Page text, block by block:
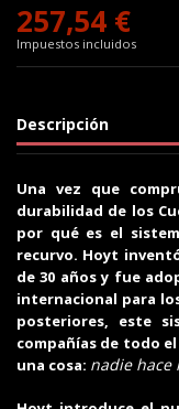
257,54 €
Impuestos incluidos
Descripción
Una vez que
durabilidad de los
por qué es el
recurvo. Hoyt
de 30 años y fue
internacional para
posteriores, este
compañías de todo
una cosa: nadie hace